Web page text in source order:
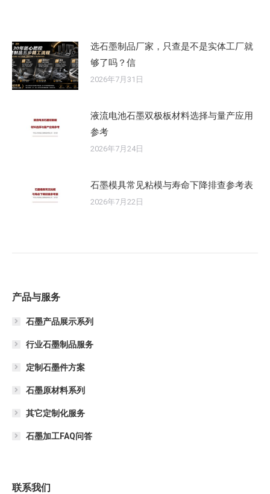
选石墨制品厂家，只查是不是实体工厂就
够了吗？信
2026年7月31日
液流电池石墨双极板材料选择与量产应用
参考
2026年7月24日
石墨模具常见粘模与寿命下降排查参考表
2026年7月22日
产品与服务
石墨产品展示系列
行业石墨制品服务
定制石墨件方案
石墨原材料系列
其它定制化服务
石墨加工FAQ问答
联系我们